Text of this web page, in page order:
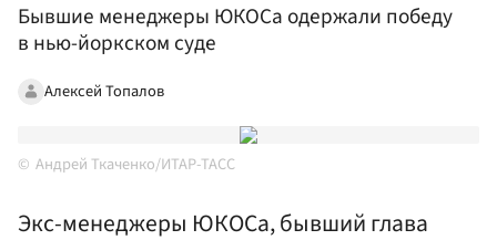
Бывшие менеджеры ЮКОСа одержали победу
в нью-йоркском суде
Алексей Топалов
Андрей Ткаченко/ИТАР-ТАСС
Экс-менеджеры ЮКОСа, бывший глава